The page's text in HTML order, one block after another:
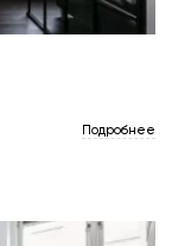
Подробнее